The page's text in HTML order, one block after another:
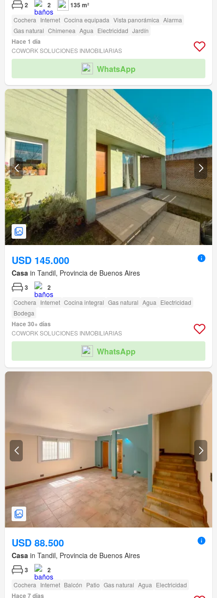
2 2 135 m²
Cochera Internet Cocina equipada Vista panorámica Alarma
Gas natural Chimenea Agua Electricidad Jardín
Hace 1 día
COWORK SOLUCIONES INMOBILIARIAS
WhatsApp
USD 145.000
Casa in Tandil, Provincia de Buenos Aires
3 2
Cochera Internet Cocina integral Gas natural Agua Electricidad
Bodega
Hace 30+ días
COWORK SOLUCIONES INMOBILIARIAS
WhatsApp
USD 88.500
Casa in Tandil, Provincia de Buenos Aires
3 2
Cochera Internet Balcón Patio Gas natural Agua Electricidad
Hace 7 días